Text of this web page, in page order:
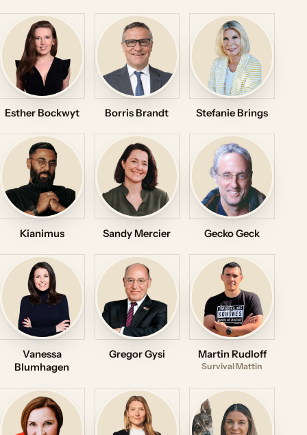
Esther Bockwyt Borris Brandt Stefanie Brings
Kianimus Sandy Mercier Gecko Geck
Vanessa
Blumhagen
Gregor Gysi Martin Rudloff
Survival Mattin